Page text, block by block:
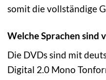
somit die vollständige
Welche Sprachen sind
Die DVDs sind mit
Digital 2.0 Mono